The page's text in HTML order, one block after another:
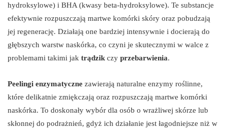
hydroksylowe) i BHA (kwasy beta-hydroksylowe). Te substancje
efektywnie rozpuszczają martwe komórki skóry oraz pobudzają
jej regenerację. Działają one bardziej intensywnie i docierają do
głębszych warstw naskórka, co czyni je skutecznymi w walce z
problemami takimi jak trądzik czy przebarwienia.
Peelingi enzymatyczne zawierają naturalne enzymy roślinne,
które delikatnie zmiękczają oraz rozpuszczają martwe komórki
naskórka. To doskonały wybór dla osób o wrażliwej skórze lub
skłonnej do podrażnień, gdyż ich działanie jest łagodniejsze niż w